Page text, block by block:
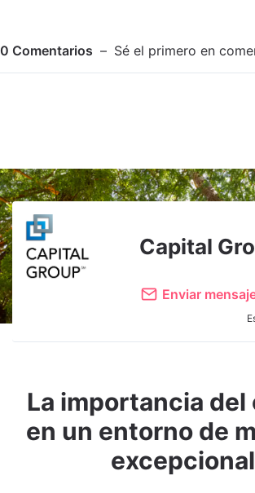
0 Comentarios Sé el primero en
Adjuntar imagen
Capital
Enviar
La importancia
en un entorno de
excepcional